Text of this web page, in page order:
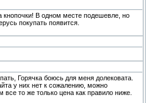
кнопочки! В одном месте подешевле, но
покупать появится.
Горячка боюсь для меня долековата.
у них нет к сожалению, можно
то же только цена как правило ниже.